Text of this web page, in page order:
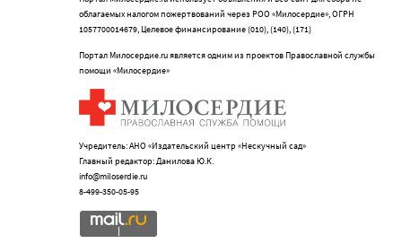
облагаемых налогом пожертвований через РОО «Милосердие», ОГРН
1057700014679, Целевое финансирование (010), (140), (171)
Портал Милосердие.ru является одним из проектов Православной службы
помощи «Милосердие»
Учредитель: АНО «Издательский центр «Нескучный сад»
Главный редактор: Данилова Ю.К.
info@miloserdie.ru
8-499-350-05-95